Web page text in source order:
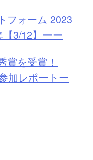
フォーム 2023
3/12】ーー
賞を受賞！
加レポートー